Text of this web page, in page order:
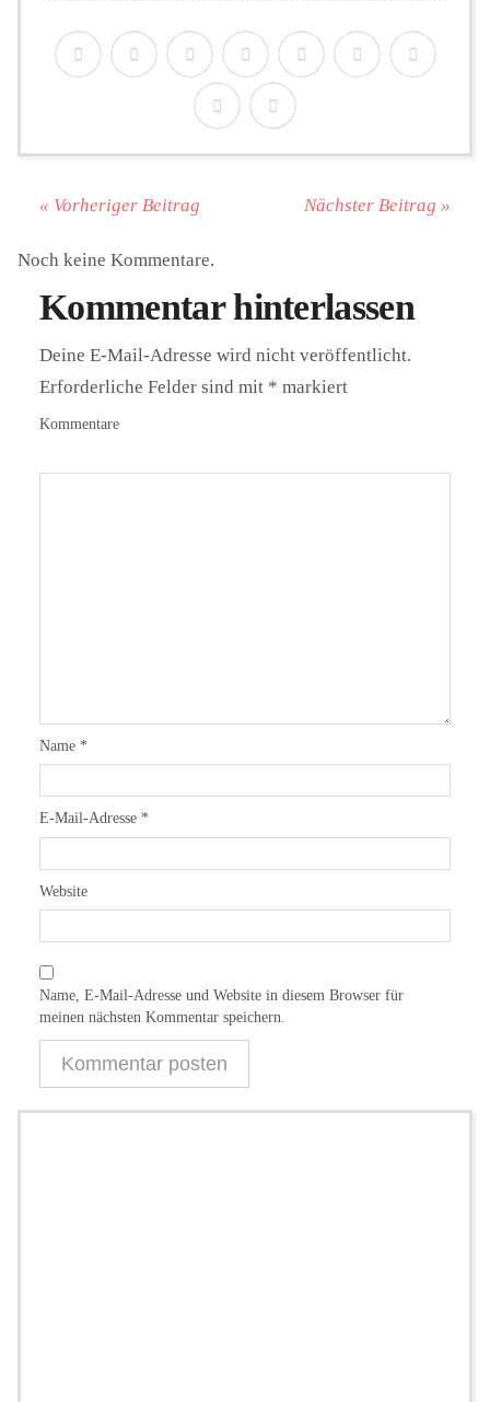
« Vorheriger Beitrag Nächster Beitrag »
Noch keine Kommentare.
Kommentar hinterlassen
Deine E-Mail-Adresse wird nicht veröffentlicht.
Erforderliche Felder sind mit * markiert
Kommentare
Name *
E-Mail-Adresse *
Website
Name, E-Mail-Adresse und Website in diesem Browser für
meinen nächsten Kommentar speichern.